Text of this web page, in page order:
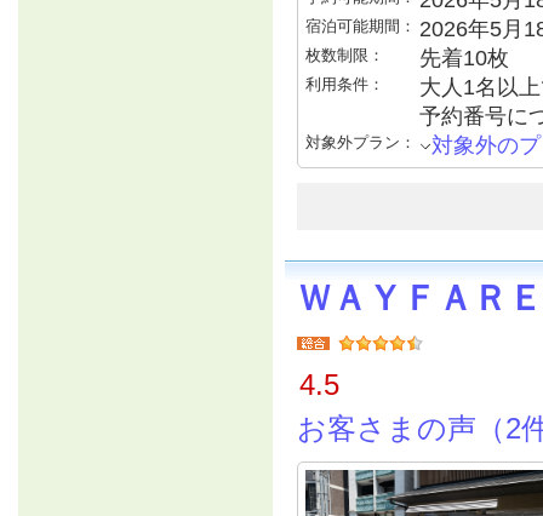
宿泊可能期間： 2026年5月
枚数制限： 先着10枚
利用条件：
大人1名以
予約番号に
対象外プラン： 対象外の
ＷＡＹＦＡＲ
4.5
お客さまの声（2